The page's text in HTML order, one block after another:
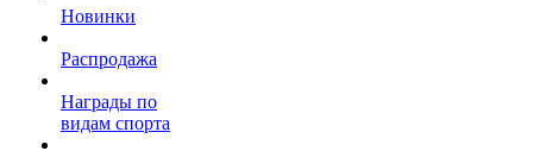
Новинки
Распродажа
Награды по
видам спорта